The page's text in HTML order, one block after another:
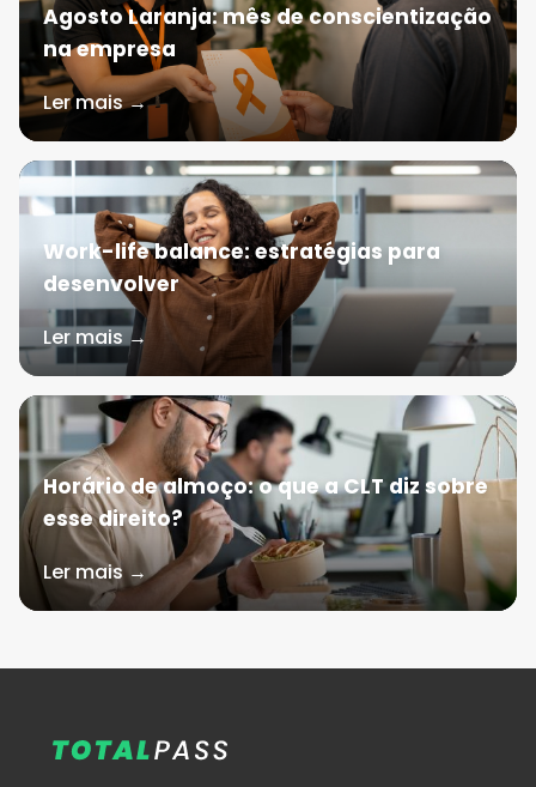
Agosto Laranja: mês de conscientização
na empresa
Ler mais →
Work-life balance: estratégias para
desenvolver
Ler mais →
Horário de almoço: o que a CLT diz sobre
esse direito?
Ler mais →